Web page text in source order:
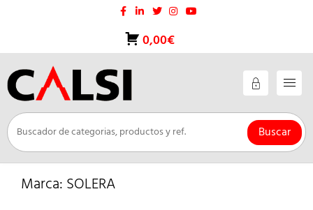
0,00€
Buscar
Marca: SOLERA